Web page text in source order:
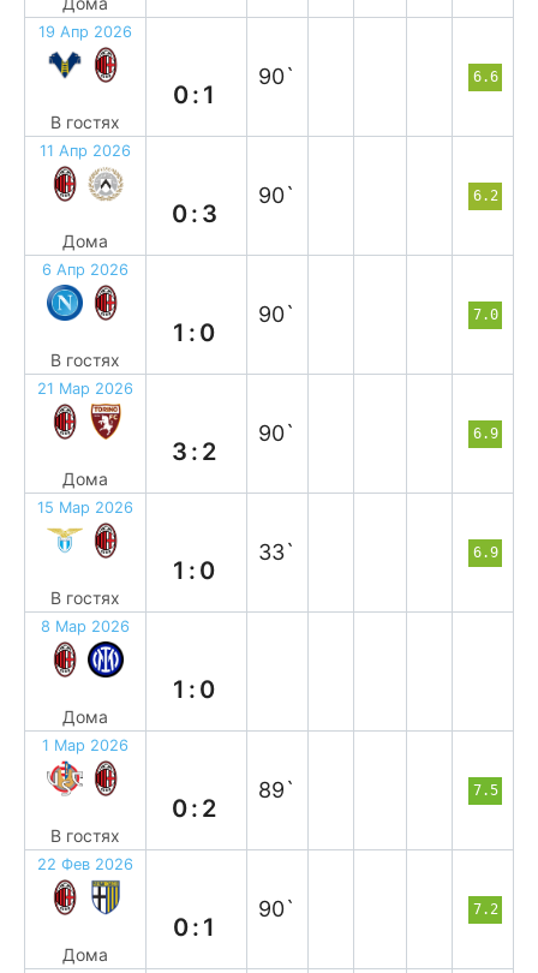
19 Апр 2026
В гостях
0:1
90` 6.6
11 Апр 2026
Дома
0:3
90` 6.2
6 Апр 2026
В гостях
1:0
90` 7.0
21 Мар 2026
Дома
3:2
90` 6.9
15 Мар 2026
В гостях
1:0
33` 6.9
8 Мар 2026
Дома
1:0
1 Мар 2026
В гостях
0:2
89` 7.5
22 Фев 2026
Дома
0:1
90` 7.2